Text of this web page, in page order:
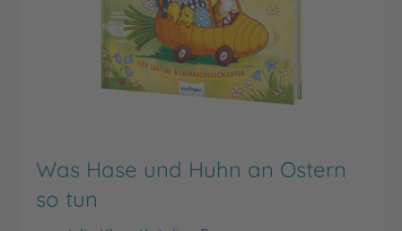
Was Hase und Huhn an Ostern
so tun